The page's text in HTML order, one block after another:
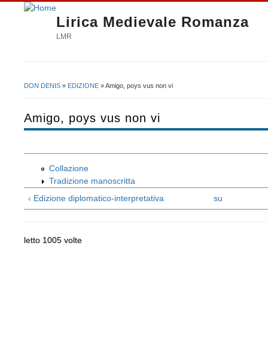
Lirica Medievale Romanza
LMR
DON DENIS » EDIZIONE » Amigo, poys vus non vi
Amigo, poys vus non vi
Collazione
Tradizione manoscritta
‹ Edizione diplomatico-interpretativa
su
letto 1005 volte